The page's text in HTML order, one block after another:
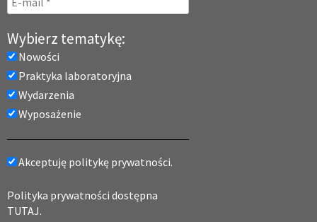
Wybierz tematykę:
Nowości
Praktyka laboratoryjna
Wydarzenia
Wyposażenie
Akceptuję politykę prywatności.
Polityka prywatności dostępna
TUTAJ.